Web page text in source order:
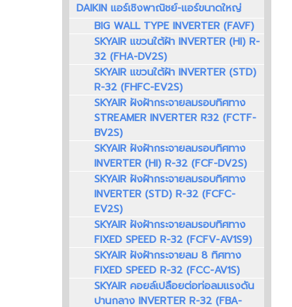
DAIKIN แอร์เชิงพาณิชย์-แอร์ขนาดใหญ่
BIG WALL TYPE INVERTER (FAVF)
SKYAIR แขวนใต้ฝ้า INVERTER (HI) R-
32 (FHA-DV2S)
SKYAIR แขวนใต้ฝ้า INVERTER (STD)
R-32 (FHFC-EV2S)
SKYAIR ฝังฝ้ากระจายลมรอบทิศทาง
STREAMER INVERTER R32 (FCTF-
BV2S)
SKYAIR ฝังฝ้ากระจายลมรอบทิศทาง
INVERTER (HI) R-32 (FCF-DV2S)
SKYAIR ฝังฝ้ากระจายลมรอบทิศทาง
INVERTER (STD) R-32 (FCFC-
EV2S)
SKYAIR ฝังฝ้ากระจายลมรอบทิศทาง
FIXED SPEED R-32 (FCFV-AV1S9)
SKYAIR ฝังฝ้ากระจายลม 8 ทิศทาง
FIXED SPEED R-32 (FCC-AV1S)
SKYAIR คอยล์เปลือยต่อท่อลมแรงดัน
ปานกลาง INVERTER R-32 (FBA-